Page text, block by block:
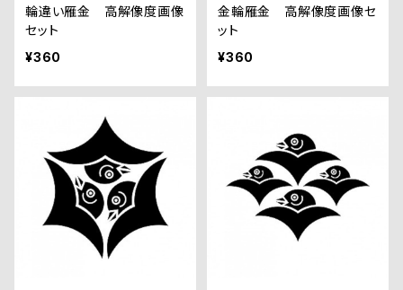
輪違い雁金 高解像度画像
セット
¥360
金輪雁金 高解像度画像セ
ット
¥360